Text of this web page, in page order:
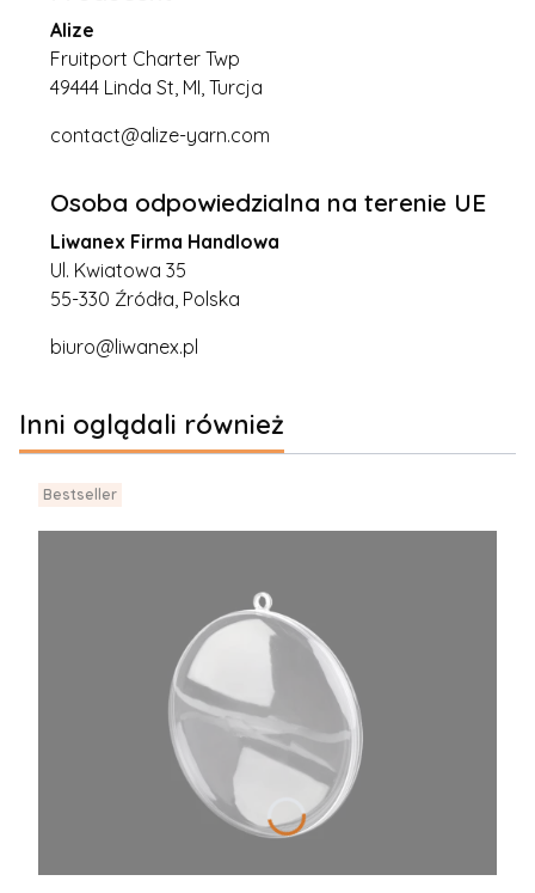
Alize
Fruitport Charter Twp
49444 Linda St, MI, Turcja
contact@alize-yarn.com
Osoba odpowiedzialna na terenie UE
Liwanex Firma Handlowa
Ul. Kwiatowa 35
55-330 Źródła, Polska
biuro@liwanex.pl
Inni oglądali również
Bestseller